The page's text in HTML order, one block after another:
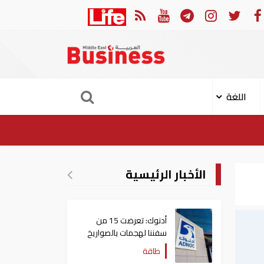
العربي والجامعة العربية يدينون الهجوم الحوثي على نجران بالسعودية
اللغة
الأخبار الرئيسية
أدنوك: تعرضت 15 من
سفننا لهجمات بالصواريخ
والطائرات المسيّرة منذ
بداية النزاع
طاقة